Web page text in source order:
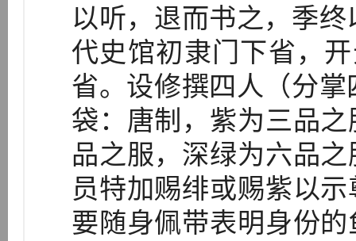
以听，退而书之，季
代史馆初隶门下省，
省。设修撰四人（分
袋：唐制，紫为三品
品之服，深绿为六品
员特加赐绯或赐紫以
要随身佩带表明身份